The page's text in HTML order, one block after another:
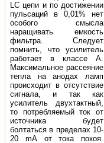
LC цепи и по достижении
пульсаций в 0,01% нет
особого смысла
наращивать емкость
фильтра. Следует
помнить, что усилитель
работает в классе А.
Максимальное рассеяние
тепла на анодах ламп
происходит в отсутствие
сигнала, и так как
усилитель двухтактный,
то потребляемый ток от
источника будет
болтаться в пределах 10-
20 mА от тока покоя.